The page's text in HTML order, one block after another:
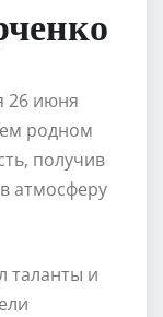
26 июня
родном
получив
атмосферу
таланты и